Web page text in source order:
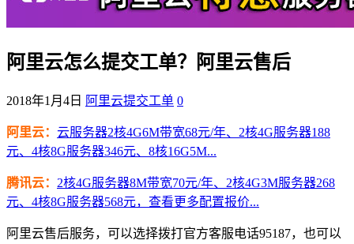
阿里云怎么提交工单？阿里云售后
2018年1月4日 阿里云提交工单 0
阿里云： 云服务器2核4G6M带宽68元/年、2核4G服务器188
元、4核8G服务器346元、8核16G5M...
腾讯云： 2核4G服务器8M带宽70元/年、2核4G3M服务器268
元、4核8G服务器568元，查看更多配置报价...
阿里云售后服务，可以选择拨打官方客服电话95187，也可以